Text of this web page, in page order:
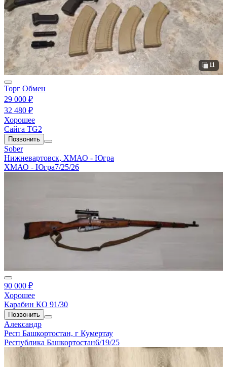
11
Торг Обмен
29 000 ₽
32 480 ₽
Хорошее
Сайга TG2
Позвонить
Sober
Нижневартовск, ХМАО - Югра
ХМАО - Югра7/25/26
90 000 ₽
Хорошее
Карабин КО 91/30
Позвонить
Александр
Респ Башкортостан, г Кумертау
Республика Башкортостан6/19/25